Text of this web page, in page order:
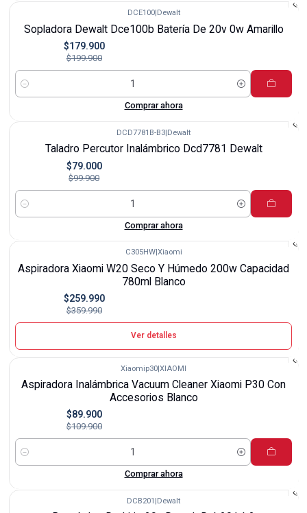
DCE100| Dewalt
Sopladora Dewalt Dce100b Batería De 20v 0w Amarillo
$179.900
$199.900
Cantidad
Comprar ahora
DCD7781B-B3|Dewalt
Taladro Percutor Inalámbrico Dcd7781 Dewalt
$79.000
$99.900
Cantidad
Comprar ahora
Agotado
C305HW| Xiaomi
Aspiradora Xiaomi W20 Seco Y Húmedo 200w Capacidad
780ml Blanco
$259.990
$359.990
Ver detalles
Xiaomip30|XIAOMI
Aspiradora Inalámbrica Vacuum Cleaner Xiaomi P30 Con
Accesorios Blanco
$89.900
$109.900
Cantidad
Comprar ahora
DCB201 |Dewalt